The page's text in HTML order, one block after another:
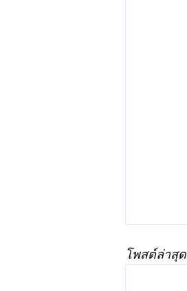
โพสต์ล่าสุด